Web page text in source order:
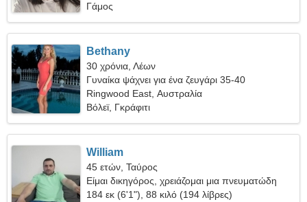
Γάμος
Bethany
30 χρόνια, Λέων
Γυναίκα ψάχνει για ένα ζευγάρι 35-40
Ringwood East, Αυστραλία
Βόλεϊ, Γκράφιτι
William
45 ετών, Ταύρος
Είμαι δικηγόρος, χρειάζομαι μια πνευματώδη
γυναίκα
184 εκ (6'1"), 88 κιλό (194 λίβρες)